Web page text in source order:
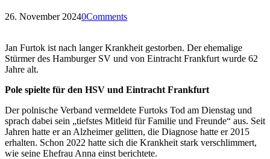
26. November 20240Comments
Jan Furtok ist nach langer Krankheit gestorben. Der ehemalige
Stürmer des Hamburger SV und von Eintracht Frankfurt wurde 62
Jahre alt.
Pole spielte für den HSV und Eintracht Frankfurt
Der polnische Verband vermeldete Furtoks Tod am Dienstag und
sprach dabei sein „tiefstes Mitleid für Familie und Freunde“ aus. Seit
Jahren hatte er an Alzheimer gelitten, die Diagnose hatte er 2015
erhalten. Schon 2022 hatte sich die Krankheit stark verschlimmert,
wie seine Ehefrau Anna einst berichtete.